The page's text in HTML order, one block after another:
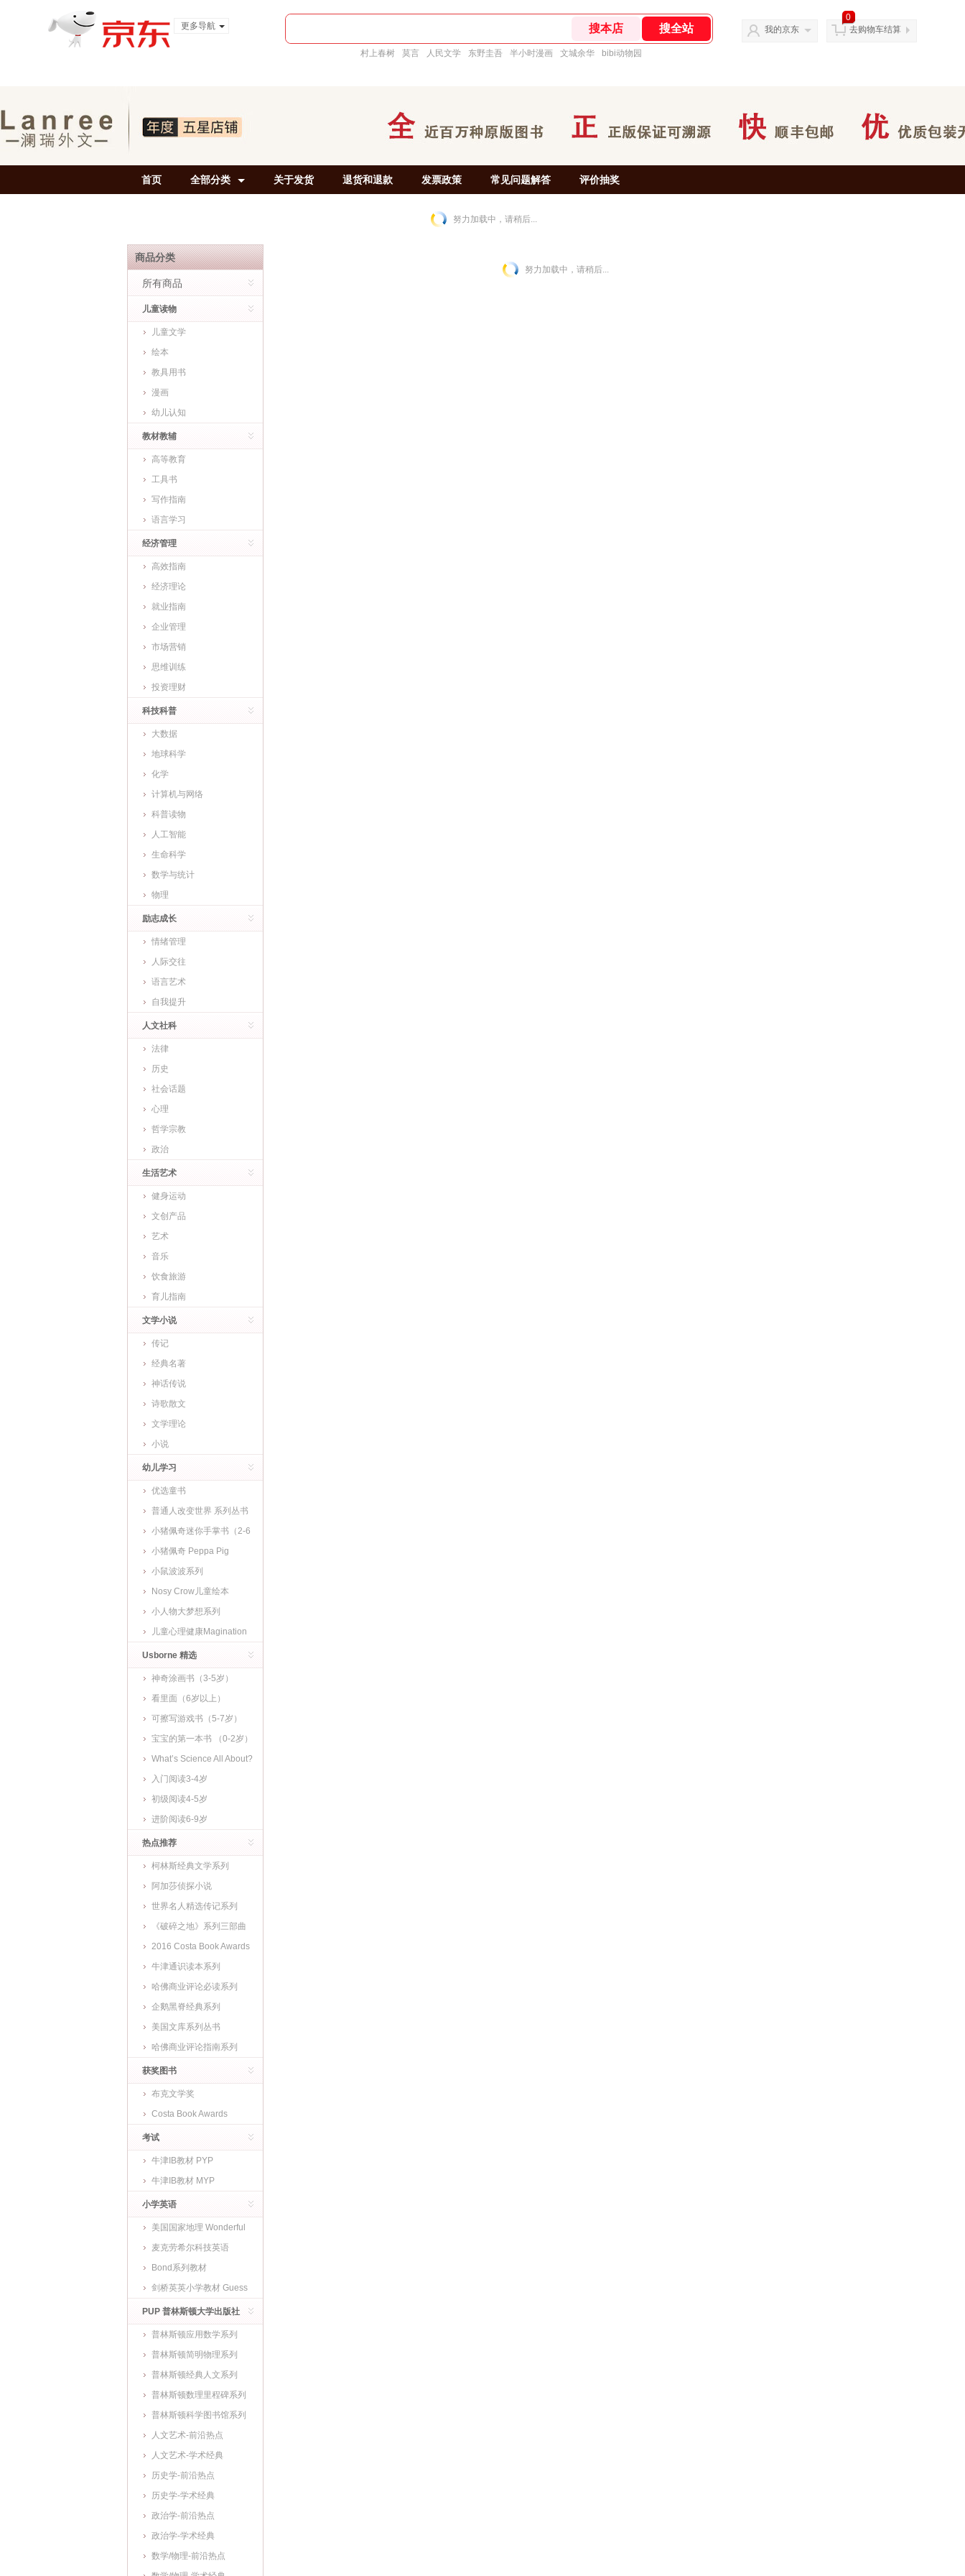
更多导航
村上春树 莫言 人民文学 东野圭吾 半小时漫画 文城余华 bibi动物园
我的京东
0
去购物车结算
首页 全部分类 关于发货 退货和退款 发票政策 常见问题解答 评价抽奖
努力加载中，请稍后...
商品分类
所有商品
儿童读物
儿童文学
绘本
教具用书
漫画
幼儿认知
教材教辅
高等教育
工具书
写作指南
语言学习
经济管理
高效指南
经济理论
就业指南
企业管理
市场营销
思维训练
投资理财
科技科普
大数据
地球科学
化学
计算机与网络
科普读物
人工智能
生命科学
数学与统计
物理
励志成长
情绪管理
人际交往
语言艺术
自我提升
人文社科
法律
历史
社会话题
心理
哲学宗教
政治
生活艺术
健身运动
文创产品
艺术
音乐
饮食旅游
育儿指南
文学小说
传记
经典名著
神话传说
诗歌散文
文学理论
小说
幼儿学习
优选童书
普通人改变世界 系列丛书
小猪佩奇迷你手掌书（2-6
岁)
小猪佩奇 Peppa Pig
小鼠波波系列
Nosy Crow儿童绘本
小人物大梦想系列
儿童心理健康Magination
Press
Usborne 精选
神奇涂画书（3-5岁）
看里面（6岁以上）
可擦写游戏书（5-7岁）
宝宝的第一本书 （0-2岁）
What’s Science All About?
入门阅读3-4岁
初级阅读4-5岁
进阶阅读6-9岁
热点推荐
柯林斯经典文学系列
阿加莎侦探小说
世界名人精选传记系列
《破碎之地》系列三部曲
2016 Costa Book Awards
牛津通识读本系列
哈佛商业评论必读系列
企鹅黑脊经典系列
美国文库系列丛书
哈佛商业评论指南系列
获奖图书
布克文学奖
Costa Book Awards
考试
牛津IB教材 PYP
牛津IB教材 MYP
小学英语
美国国家地理 Wonderful
World
麦克劳希尔科技英语
Bond系列教材
剑桥英英小学教材 Guess
What
PUP 普林斯顿大学出版社
普林斯顿应用数学系列
普林斯顿简明物理系列
普林斯顿经典人文系列
普林斯顿数理里程碑系列
普林斯顿科学图书馆系列
人文艺术-前沿热点
人文艺术-学术经典
历史学-前沿热点
历史学-学术经典
政治学-前沿热点
政治学-学术经典
数学/物理-前沿热点
努力加载中，请稍后...